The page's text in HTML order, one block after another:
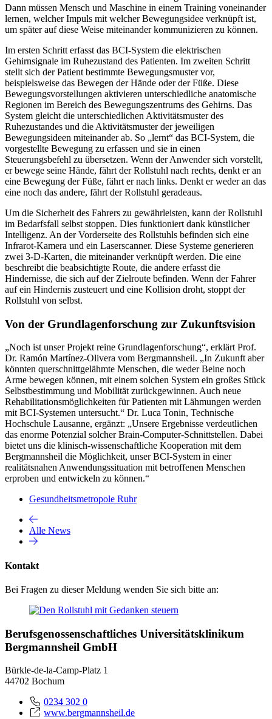
Dann müssen Mensch und Maschine in einem Training voneinander
lernen, welcher Impuls mit welcher Bewegungsidee verknüpft ist,
um später auf diese Weise miteinander kommunizieren zu können.
Im ersten Schritt erfasst das BCI-System die elektrischen
Gehirnsignale im Ruhezustand des Patienten. Im zweiten Schritt
stellt sich der Patient bestimmte Bewegungsmuster vor,
beispielsweise das Bewegen der Hände oder der Füße. Diese
Bewegungsvorstellungen aktivieren unterschiedliche anatomische
Regionen im Bereich des Bewegungszentrums des Gehirns. Das
System gleicht die unterschiedlichen Aktivitätsmuster des
Ruhezustandes und die Aktivitätsmuster der jeweiligen
Bewegungsideen miteinander ab. So „lernt“ das BCI-System, die
vorgestellte Bewegung zu erfassen und sie in einen
Steuerungsbefehl zu übersetzen. Wenn der Anwender sich vorstellt,
er bewege seine Hände, fährt der Rollstuhl nach rechts, denkt er an
eine Bewegung der Füße, fährt er nach links. Denkt er weder an das
eine noch das andere, fährt der Rollstuhl geradeaus.
Um die Sicherheit des Fahrers zu gewährleisten, kann der Rollstuhl
im Bedarfsfall selbst stoppen. Dies funktioniert dank künstlicher
Intelligenz. An der Vorderseite des Rollstuhls befinden sich eine
Infrarot-Kamera und ein Laserscanner. Diese Systeme generieren
zwei 3-D-Karten, die miteinander verknüpft werden. Die eine
beschreibt die beabsichtigte Route, die andere erfasst die
Hindernisse, die sich auf der Zielroute befinden. Wenn der Fahrer
auf ein Hindernis zusteuert und eine Kollision droht, stoppt der
Rollstuhl von selbst.
Von der Grundlagenforschung zur Zukunftsvision
„Noch ist unser Projekt reine Grundlagenforschung“, erklärt Prof.
Dr. Ramón Martínez-Olivera vom Bergmannsheil. „In Zukunft aber
könnten querschnittgelähmte Menschen, die weder Beine noch
Arme bewegen können, mit einem solchen System ein großes Stück
Selbstbestimmung und Mobilität zurückgewinnen. Auch neue
Rehabilitationsmöglichkeiten für Patienten mit Lähmungen werden
mit BCI-Systemen untersucht.“ Dr. Luca Tonin, Technische
Hochschule Lausanne, ergänzt: „Unsere Ergebnisse verdeutlichen
das enorme Potenzial solcher Brain-Computer-Schnittstellen. Dabei
bietet uns die klinisch-wissenschaftliche Kooperation mit dem
Bergmannsheil die Möglichkeit, unser BCI-System in einer
realitätsnahen Anwendungssituation mit betroffenen Menschen
erproben und entwickeln zu können.“
Gesundheitsmetropole Ruhr
Alle News
Kontakt
Bei Fragen zu dieser Meldung wenden Sie sich bitte an:
Berufsgenossenschaftliches Universitätsklinikum
Bergmannsheil GmbH
Bürkle-de-la-Camp-Platz 1
44702 Bochum
0234 302 0
www.bergmannsheil.de